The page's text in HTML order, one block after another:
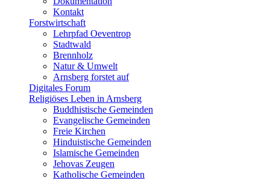
Kontakt
Forstwirtschaft
Lehrpfad Oeventrop
Stadtwald
Brennholz
Natur & Umwelt
Arnsberg forstet auf
Digitales Forum
Religiöses Leben in Arnsberg
Buddhistische Gemeinden
Evangelische Gemeinden
Freie Kirchen
Hinduistische Gemeinden
Islamische Gemeinden
Jehovas Zeugen
Katholische Gemeinden